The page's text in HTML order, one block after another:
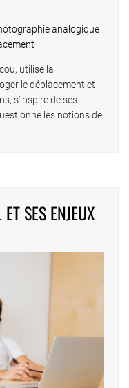
utilise la
le déplacement et
s’inspire de ses
les notions de
SES ENJEUX